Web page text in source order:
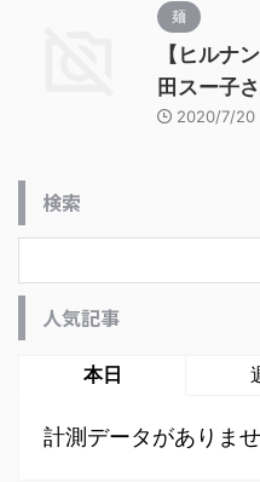
麺
【ヒルナ
田スー子
2020/7/20
検索
人気記事
本日
計測データがありませ